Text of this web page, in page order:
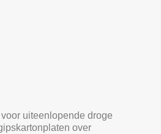
uiteenlopende droge
over